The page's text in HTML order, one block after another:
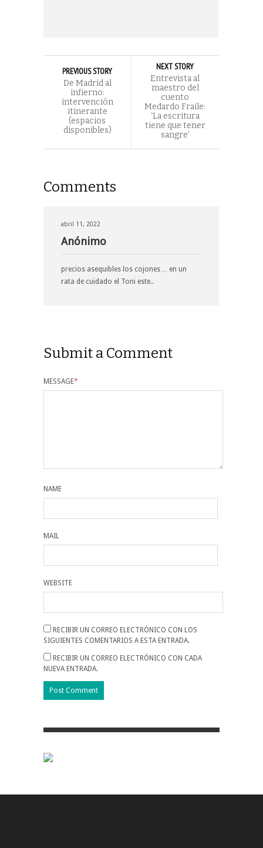
PREVIOUS STORY
De Madrid al
infierno:
intervención
itinerante
(espacios
disponibles)
NEXT STORY
Entrevista al
maestro del
cuento
Medardo Fraile:
‘La escritura
tiene que tener
sangre’
Comments
abril 11, 2022
Anónimo
precios asequibles los cojones… en un
rata de cuidado el Toni este..
Submit a Comment
MESSAGE*
NAME
MAIL
WEBSITE
RECIBIR UN CORREO ELECTRÓNICO CON LOS
SIGUIENTES COMENTARIOS A ESTA ENTRADA.
RECIBIR UN CORREO ELECTRÓNICO CON CADA
NUEVA ENTRADA.